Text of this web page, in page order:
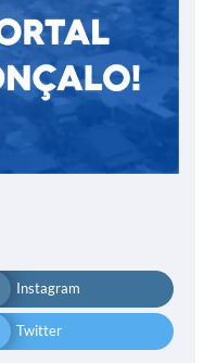
Instagram
Twitter